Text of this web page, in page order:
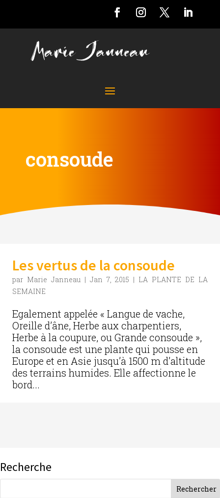
consoude
Les vertus de la consoude
par Marie Janneau| Jan 7, 2015 | LA PLANTE DE LA
SEMAINE
Egalement appelée « Langue de vache,
Oreille d’âne, Herbe aux charpentiers,
Herbe à la coupure, ou Grande consoude »,
la consoude est une plante qui pousse en
Europe et en Asie jusqu’à 1500 m d’altitude
des terrains humides. Elle affectionne le
bord...
Recherche